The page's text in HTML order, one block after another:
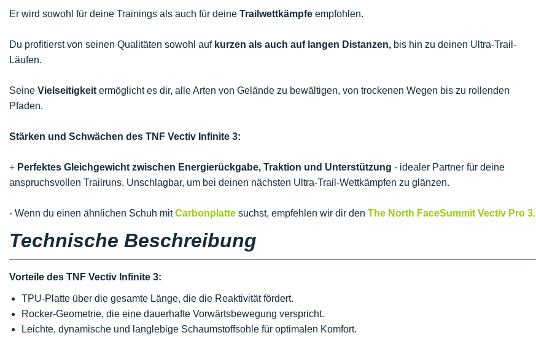
Er wird sowohl für deine Trainings als auch für deine Trailwettkämpfe empfohlen.
Du profitierst von seinen Qualitäten sowohl auf kurzen als auch auf langen Distanzen, bis hin zu deinen Ultra-Trail-
Läufen.
Seine Vielseitigkeit ermöglicht es dir, alle Arten von Gelände zu bewältigen, von trockenen Wegen bis zu rollenden
Pfaden.
Stärken und Schwächen des TNF Vectiv Infinite 3:
+ Perfektes Gleichgewicht zwischen Energierückgabe, Traktion und Unterstützung - idealer Partner für deine
anspruchsvollen Trailruns. Unschlagbar, um bei deinen nächsten Ultra-Trail-Wettkämpfen zu glänzen.
- Wenn du einen ähnlichen Schuh mitCarbonplatte suchst, empfehlen wir dir den The North FaceSummit Vectiv Pro 3.
Technische Beschreibung
Vorteile des TNF Vectiv Infinite 3:
TPU-Platte über die gesamte Länge, die die Reaktivität fördert.
Rocker-Geometrie, die eine dauerhafte Vorwärtsbewegung verspricht.
Leichte, dynamische und langlebige Schaumstoffsohle für optimalen Komfort.